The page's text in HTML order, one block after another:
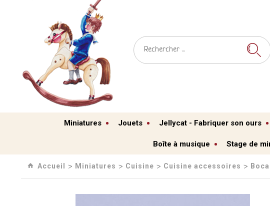
Miniatures Jouets Jellycat - Fabriquer son ours
Boîte à musique Stage de
Accueil › Miniatures › Cuisine › Cuisine accessoires ›